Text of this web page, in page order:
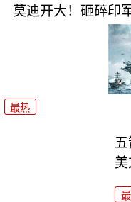
莫迪开大！砸碎印
最热